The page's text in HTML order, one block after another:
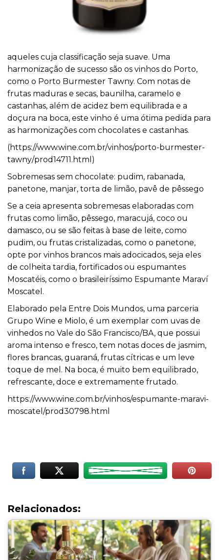
aqueles cuja classificação seja suave. Uma
harmonização de sucesso são os vinhos do Porto,
como o Porto Burmester Tawny. Com notas de
frutas maduras e secas, baunilha, caramelo e
castanhas, além de acidez bem equilibrada e a
doçura na boca, este vinho é uma ótima pedida para
as harmonizações com chocolates e castanhas.
(https://www.wine.com.br/vinhos/porto-burmester-
tawny/prod14711.html )
Sobremesas sem chocolate: pudim, rabanada,
panetone, manjar, torta de limão, pavê de pêssego
Se a ceia apresenta sobremesas elaboradas com
frutas como limão, pêssego, maracujá, coco ou
damasco, ou se são feitas à base de leite, como
pudim, ou frutas cristalizadas, como o panetone,
opte por vinhos brancos mais adocicados, seja eles
de colheita tardia, fortificados ou espumantes
Moscatéis, como o brasileiríssimo Espumante Maraví
Moscatel.
Elaborado pela Entre Dois Mundos, uma parceria
Grupo Wine e Miolo, é um exemplar com uvas de
vinhedos no Vale do São Francisco/BA, que possui
aroma intenso e fresco, tem notas doces de jasmim,
flores brancas, guaraná, frutas cítricas e um leve
toque de mel. Na boca, é muito bem equilibrado,
refrescante, doce e extremamente frutado.
https://www.wine.com.br/vinhos/espumante-maravi-
moscatel/prod30798.html
Relacionados: